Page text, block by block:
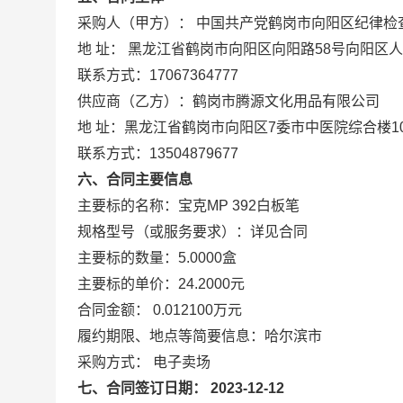
采购人（甲方）： 中国共产党鹤岗市向阳区纪律检
地 址： 黑龙江省鹤岗市向阳区向阳路58号向阳区
联系方式：17067364777
供应商（乙方）：鹤岗市腾源文化用品有限公司
地 址：黑龙江省鹤岗市向阳区7委市中医院综合楼
联系方式：13504879677
六、合同主要信息
主要标的名称：宝克MP 392白板笔
规格型号（或服务要求）：详见合同
主要标的数量：5.0000盒
主要标的单价：24.2000元
合同金额： 0.012100万元
履约期限、地点等简要信息：哈尔滨市
采购方式： 电子卖场
七、合同签订日期： 2023-12-12